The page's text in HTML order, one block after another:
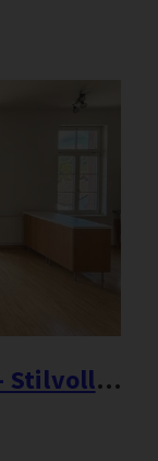
Wohnen mit Geschichte – Stilvolle 4-Zimmer-Wohnung in der Villa Lemberg